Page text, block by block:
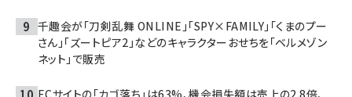
千趣会が「刀剣乱舞 ONLINE」「SPY×FAMILY」「くまのプー
さん」「ズートピア2」などのキャラクターおせちを「ベルメゾン
ネット」で販売